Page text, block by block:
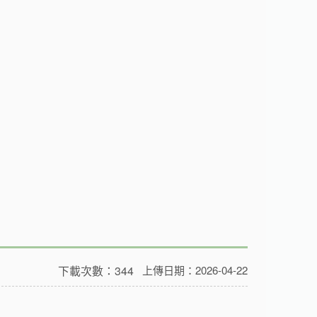
上傳日期：2026-04-22
下載次數：344